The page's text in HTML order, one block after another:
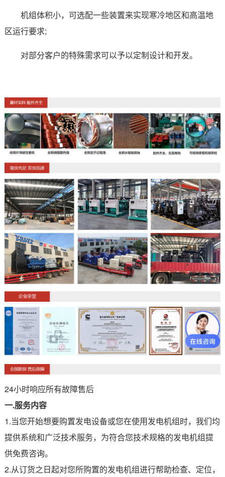
机组体积小，可选配一些装置来实现寒冷地区和高温地
区运行要求;
对部分客户的特殊需求可以予以定制设计和开发。
24小时响应所有故障售后
一.服务内容
1.当您开始想要购置发电设备或您在使用发电机组时，我们均
提供系统和广泛技术服务，为符合您技术规格的发电机组提
供免费咨询。
2.从订货之日起对您所购置的发电机组进行帮助检查、定位，